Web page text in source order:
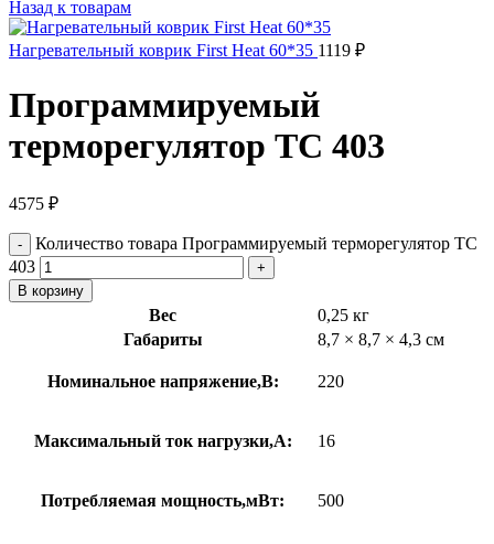
Назад к товарам
Нагревательный коврик First Heat 60*35 1119 ₽
Программируемый
терморегулятор ТС 403
4575 ₽
Количество товара Программируемый терморегулятор ТС
403
В корзину
Вес
0,25 кг
Габариты
8,7 × 8,7 × 4,3 см
Номинальное напряжение,В: 220
Максимальный ток нагрузки,А: 16
Потребляемая мощность,мВт: 500